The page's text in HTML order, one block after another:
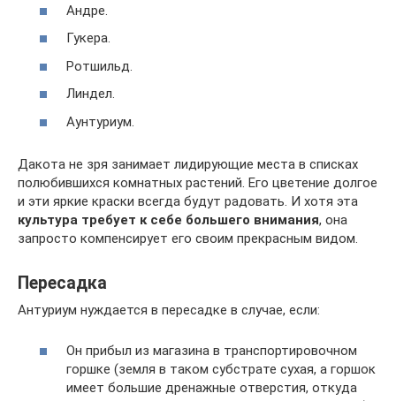
Андре.
Гукера.
Ротшильд.
Линдел.
Аунтуриум.
Дакота не зря занимает лидирующие места в списках
полюбившихся комнатных растений. Его цветение долгое
и эти яркие краски всегда будут радовать. И хотя эта
культура требует к себе большего внимания, она
запросто компенсирует его своим прекрасным видом.
Пересадка
Антуриум нуждается в пересадке в случае, если:
Он прибыл из магазина в транспортировочном
горшке (земля в таком субстрате сухая, а горшок
имеет большие дренажные отверстия, откуда